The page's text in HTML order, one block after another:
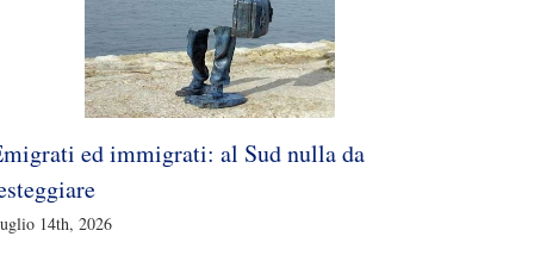
ed immigrati: al Sud nulla da
14th, 2026